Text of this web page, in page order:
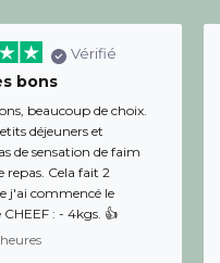
Vérifié
bons
beaucoup de choix.
déjeuners et
de sensation de faim
repas. Cela fait 2
j'ai commencé le
: - 4kgs. 👍